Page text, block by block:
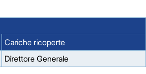
Cariche ricoperte
Direttore Generale